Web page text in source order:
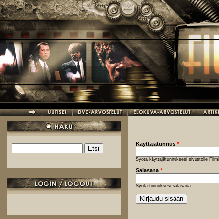
Hyppää pääsisältöön
Hakulomake
Käyttäjätunnus *
Syötä käyttäjätunnuksesi sivustolle
Salasana *
Syötä tunnuksesi salasana.